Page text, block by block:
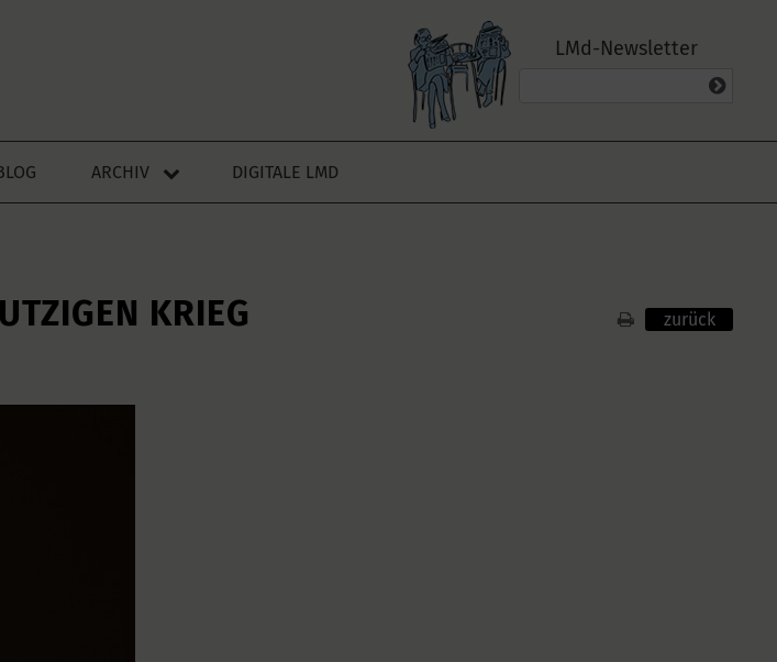
LMd-Newsletter
ARCHIV DIGITALE LMD
KRIEG zurück